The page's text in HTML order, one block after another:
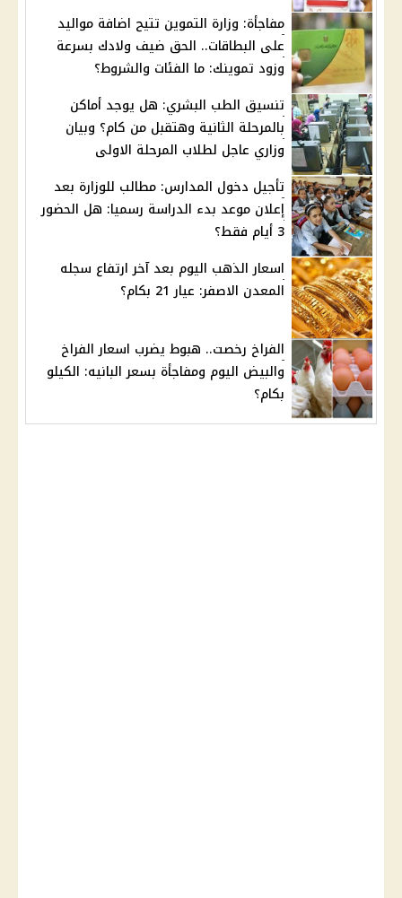
مفاجأة: وزارة التموين تتيح اضافة مواليد
على البطاقات.. الحق ضيف ولادك بسرعة
وزود تموينك: ما الفئات والشروط؟
تنسيق الطب البشري: هل يوجد أماكن
بالمرحلة الثانية وهتقبل من كام؟ وبيان
وزاري عاجل لطلاب المرحلة الاولى
تأجيل دخول المدارس: مطالب للوزارة بعد
إعلان موعد بدء الدراسة رسميا: هل الحضور
3 أيام فقط؟
اسعار الذهب اليوم بعد آخر ارتفاع سجله
المعدن الاصفر: عيار 21 بكام؟
الفراخ رخصت.. هبوط يضرب اسعار الفراخ
والبيض اليوم ومفاجأة بسعر البانيه: الكيلو
بكام؟